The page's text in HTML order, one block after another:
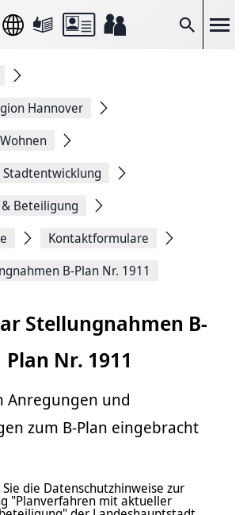
Suche
Hannover
Beteiligung
Kontaktformulare
B-Plan Nr. 1911
Stellungnahmen B-
Plan Nr. 1911
Anregungen und
zum B-Plan eingebracht
die Datenschutzhinweise zur
"Planverfahren mit aktueller